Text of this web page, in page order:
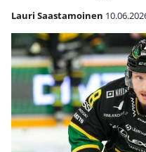
Lauri Saastamoinen